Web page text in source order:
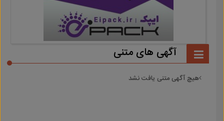
آگهی های متنی
هیچ آگهی متنی یافت نشد